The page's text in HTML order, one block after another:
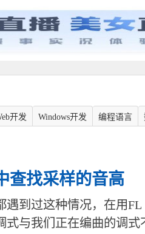
开发 Windows开发 编程语言
查找采样的音高
遇到过这种情况，在用
式与我们正在编曲的调